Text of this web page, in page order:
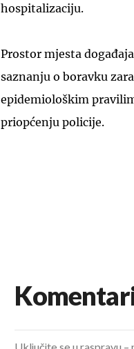
hospitalizaciju.
Prostor mjesta
saznanju o boravku
epidemiološkim
priopćenju policije.